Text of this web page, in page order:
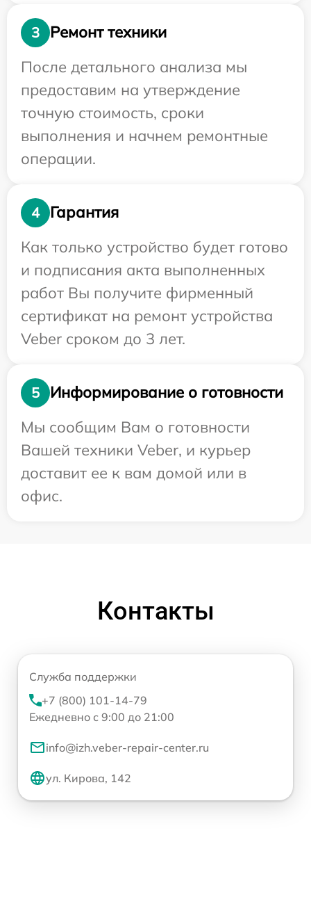
3
Ремонт техники
После детального анализа мы
предоставим на утверждение
точную стоимость, сроки
выполнения и начнем ремонтные
операции.
4
Гарантия
Как только устройство будет готово
и подписания акта выполненных
работ Вы получите фирменный
сертификат на ремонт устройства
Veber сроком до 3 лет.
5
Информирование о готовности
Мы сообщим Вам о готовности
Вашей техники Veber, и курьер
доставит ее к вам домой или в
офис.
Контакты
Служба поддержки
+7 (800) 101-14-79
Ежедневно с 9:00 до 21:00
info@izh.veber-repair-center.ru
ул. Кирова, 142